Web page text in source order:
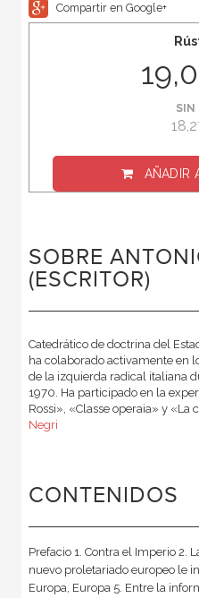
Compartir en Google+
SIN
AÑADIR
SOBRE
(ESCRITOR)
Catedrático de doctrina del
ha colaborado activamente en
de la izquierda radical italiana
1970. Ha participado en la
Rossi», «Classe operaia» y «La
Negri
CONTENIDOS
Prefacio 1. Contra el Imperio 2.
nuevo proletariado europeo le
Europa, Europa 5. Entre la